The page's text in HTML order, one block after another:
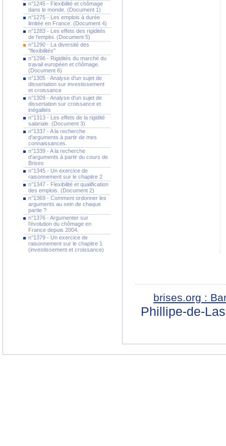
n°1245 - Flexibilité et chômage
dans le monde. (Document 1)
n°1275 - Les emplois à durée
limitée en France. (Document 4)
n°1283 - Les effets des rigidités
de l'emploi. (Document 5)
n°1290 - La diversité des
"flexibilités"
n°1296 - Rigidités du marché du
travail européen et chômage.
(Document 6)
n°1305 - Analyse d'un sujet de
dissertation sur investissement
et croissance
n°1309 - Analyse d'un sujet de
dissertation sur croissance et
inégalités
n°1313 - Les effets de la rigidité
salariale. (Document 3)
n°1337 - A la recherche
d'arguments à partir de mes
connaissances.
n°1339 - A la recherche
d'arguments à partir du cours de
Brises
n°1345 - Un exercice de
raisonnement sur le chapitre 2
n°1347 - Flexibilité et qualification
des emplois. (Document 2)
n°1369 - Comment ordonner les
arguments au sein de chaque
partie ?
n°1376 - Argumenter sur
l'évolution du chômage en
France depuis 2004.
n°1379 - Un exercice de
raisonnement sur le chapitre 1
(investissement et croissance)
brises.org :
Phillipe-de-